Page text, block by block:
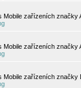
Mobile zařízeních značky
Mobile zařízeních značky
Mobile zařízeních značky